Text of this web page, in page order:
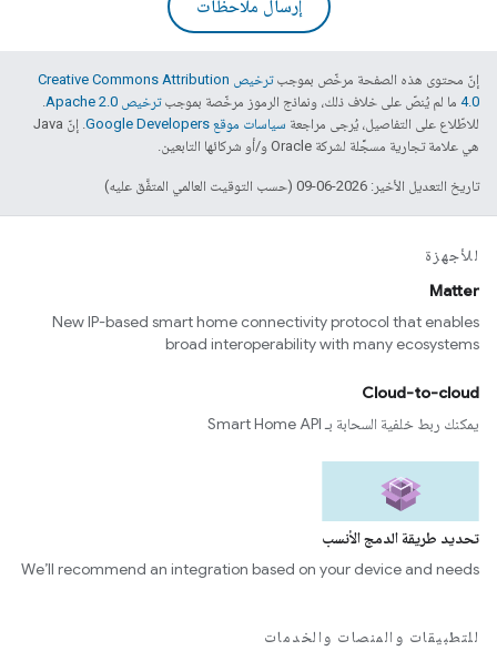
إرسال ملاحظات
إنّ محتوى هذه الصفحة مرخّص بموجب
ترخيص Creative Commons Attribution
4.0‏ ما لم يُنصّ على خلاف ذلك، ونماذج الرموز مرخّصة بموجبترخيص Apache 2.0‏
.
للاطّلاع على التفاصيل، يُرجى مراجعة سياسات موقع Google Developers‏
. إنّ Java
هي علامة تجارية مسجَّلة لشركة Oracle و/أو شركائها التابعين.
تاريخ التعديل الأخير: 2026-06-09 (حسب التوقيت العالمي المتفَّق عليه)
للأجهزة
Matter
New IP-based smart home connectivity protocol that enables
broad interoperability with many ecosystems
Cloud-to-cloud
يمكنك ربط خلفية السحابة بـ Smart Home API
تحديد طريقة الدمج الأنسب
We’ll recommend an integration based on your device and needs
للتطبيقات والمنصات والخدمات